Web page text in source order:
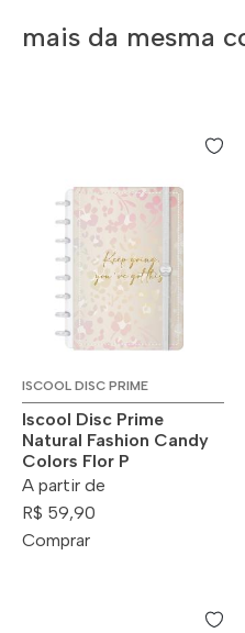
mais da mesma
ISCOOL DISC PRIME
Iscool Disc Prime
Natural Fashion Candy
Colors Flor P
A partir de
R$ 59,90
Comprar